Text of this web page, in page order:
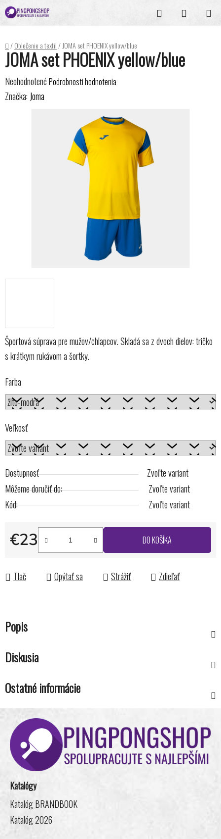
Prejsť
na
obsah
Hľadať
KOŠÍK
Domov
/Oblečenie a textil/JOMA set PHOENIX yellow/blue
Športová súprava pre mužov/chlapcov. Skladá sa z dvoch dielov: tričko
s krátkym rukávom a šortky.
Farba
Veľkosť
Dostupnosť
Zvoľte variant
Môžeme doručiť do:
Zvoľte variant
Kód:
Zvoľte variant
€23
Jednotková cena:
DO KOŠÍKA
Tlač Opýtať sa Strážiť Zdieľať
JOMA set PHOENIX yellow/blue
Priemerné
hodnotenie
Neohodnotené Podrobnosti hodnotenia
Značka: Joma
Popis
Diskusia
Ostatné informácie
Z
Katalógy
Katalóg BRANDBOOK
Katalóg 2026